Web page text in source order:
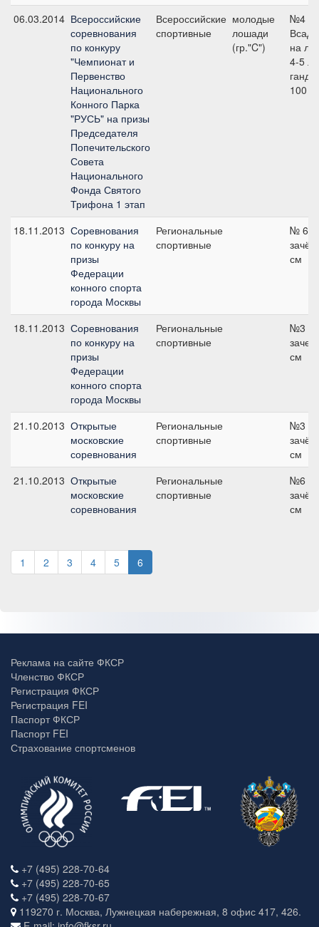
06.03.2014 Всероссийские
соревнования
по конкуру
"Чемпионат и
Первенство
Национального
Конного Парка
"РУСЬ" на призы
Председателя
Попечительского
Совета
Национального
Фонда Святого
Трифона 1 этап
Всероссийские
спортивные
молодые
лошади
(гр."C")
№4
на
4-5
100
18.11.2013 Соревнования
по конкуру на
призы
Федерации
конного спорта
города Москвы
Региональные
спортивные
№ 6
см
18.11.2013 Соревнования
по конкуру на
призы
Федерации
конного спорта
города Москвы
Региональные
спортивные
№3
см
21.10.2013 Открытые
московские
соревнования
Региональные
спортивные
№3
см
21.10.2013 Открытые
московские
соревнования
Региональные
спортивные
№6
см
1 2 3 4 5 6
Реклама на сайте ФКСР
Членство ФКСР
Регистрация ФКСР
Регистрация FEI
Паспорт ФКСР
Паспорт FEI
Страхование спортсменов
+7 (495) 228-70-64
+7 (495) 228-70-65
+7 (495) 228-70-67
119270 г. Москва, Лужнецкая набережная, 8 офис 417, 426.